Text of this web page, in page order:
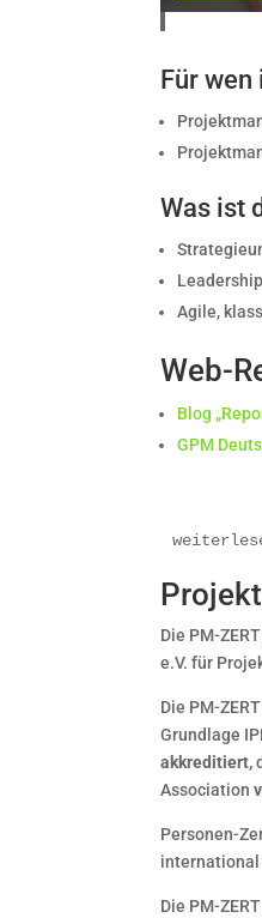
Für
Was ist
Agile,
Web-
Blog
GPM
Die PM-
e.V. für
Die PM-
Grundlage
akkreditiert,
Association
Personen-
international
Die PM-